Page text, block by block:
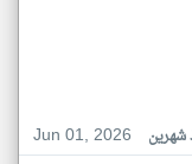
Jun 01, 2026
شهرين